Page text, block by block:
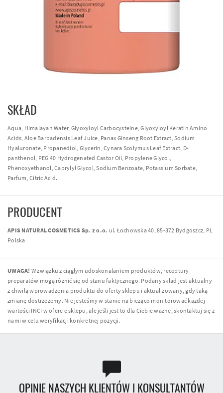
SKŁAD
Aqua, Himalayan Water, Glyoxyloyl Carbocysteine, Glyoxyloyl Keratin Amino
Acids, Aloe Barbadensis Leaf Juice, Panax Ginseng Root Extract, Sodium
Hyaluronate, Propanediol, Glycerin, Cynara Scolymus Leaf Extract, D-
panthenol, PEG 40 Hydrogenated Castor Oil, Propylene Glycol,
Phenoxyethanol, Caprylyl Glycol, Sodium Benzoate, Potassium Sorbate,
Parfum, Citric Acid.
PRODUCENT
APIS NATURAL COSMETICS Sp. z o.o. ul. Łochowska 40, 85-372 Bydgoszcz, PL
Polska
UWAGA! W związku z ciągłym udoskonalaniem produktów, receptury
preparatów mogą różnić się od stanu faktycznego. Podany skład jest aktualny
z chwilą wprowadzenia produktu do oferty sklepu i aktualizowany, gdy taką
zmianę dostrzeżemy. Nie jesteśmy w stanie na bieżąco monitorować każdej
wartości INCI w ofercie sklepu, ale jeśli jest to dla Ciebie ważne, skontaktuj się z
nami w celu weryfikacji konkretnej pozycji.
OPINIE NASZYCH KLIENTÓW I KONSULTANTÓW